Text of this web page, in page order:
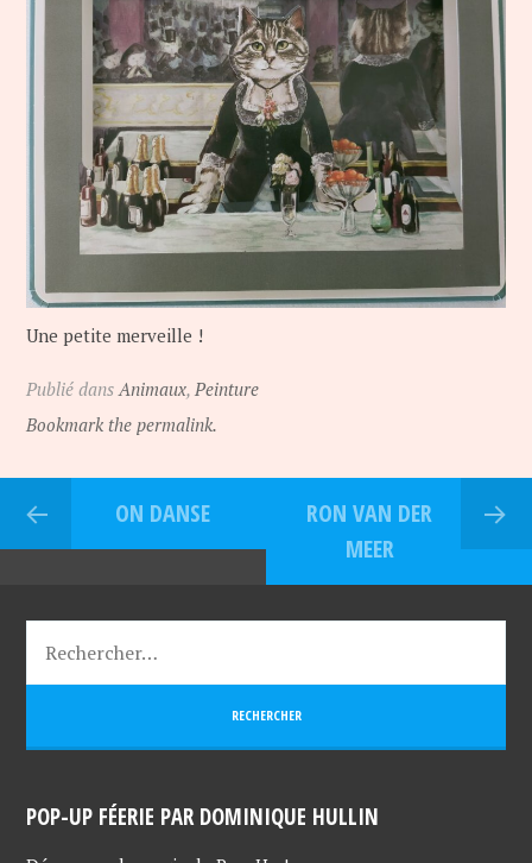
Une petite merveille !
Publié dans Animaux, Peinture
Bookmark the permalink.
ON DANSE
RON VAN DER
MEER
POP-UP FÉERIE PAR DOMINIQUE HULLIN